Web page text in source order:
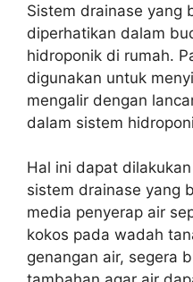
Sistem drainase yang
diperhatikan dalam
hidroponik di rumah.
digunakan untuk
mengalir dengan
dalam sistem
Hal ini dapat
sistem drainase yang
media penyerap air
kokos pada wadah
genangan air, segera